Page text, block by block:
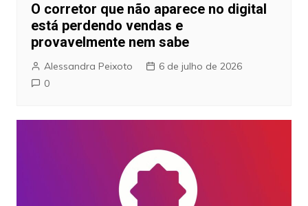
O corretor que não aparece no digital
está perdendo vendas e
provavelmente nem sabe
Alessandra Peixoto
6 de julho de 2026
0